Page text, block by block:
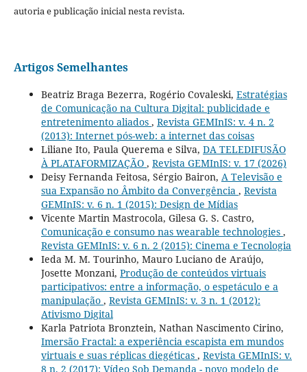
autoria e publicação inicial nesta revista.
Artigos Semelhantes
Beatriz Braga Bezerra, Rogério Covaleski, Estratégias
de Comunicação na Cultura Digital: publicidade e
entretenimento aliados , Revista GEMInIS: v. 4 n. 2
(2013): Internet pós-web: a internet das coisas
Liliane Ito, Paula Querema e Silva, DA TELEDIFUSÃO
À PLATAFORMIZAÇÃO , Revista GEMInIS: v. 17 (2026)
Deisy Fernanda Feitosa, Sérgio Bairon, A Televisão e
sua Expansão no Âmbito da Convergência , Revista
GEMInIS: v. 6 n. 1 (2015): Design de Mídias
Vicente Martin Mastrocola, Gilesa G. S. Castro,
Comunicação e consumo nas wearable technologies ,
Revista GEMInIS: v. 6 n. 2 (2015): Cinema e Tecnologia
Ieda M. M. Tourinho, Mauro Luciano de Araújo,
Josette Monzani, Produção de conteúdos virtuais
participativos: entre a informação, o espetáculo e a
manipulação , Revista GEMInIS: v. 3 n. 1 (2012):
Ativismo Digital
Karla Patriota Bronztein, Nathan Nascimento Cirino,
Imersão Fractal: a experiência escapista em mundos
virtuais e suas réplicas diegéticas , Revista GEMInIS: v.
8 n. 2 (2017): Vídeo Sob Demanda - novo modelo de